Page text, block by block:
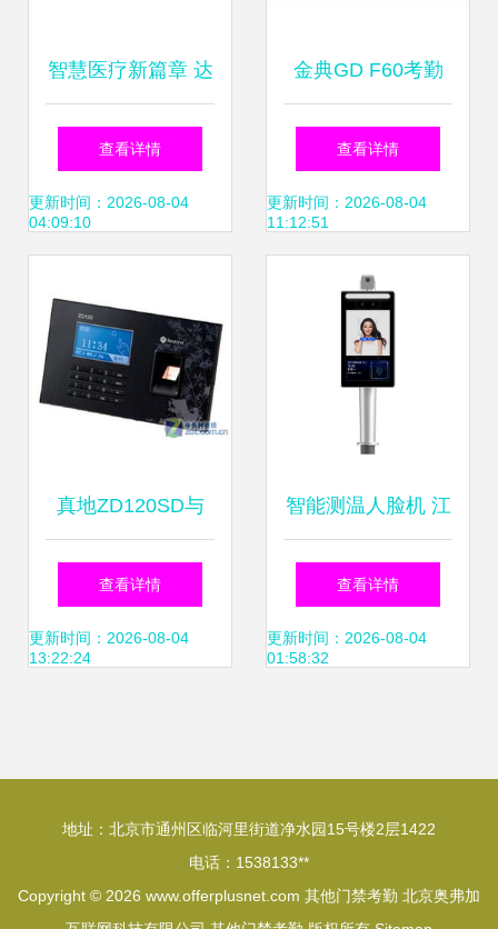
智慧医疗新篇章 达
实物联助力广西医
科大学第一附属医
统全面升级
查看详情
更新时间：2026-08-04
04:09:10
金典GD F60考勤
门禁系统 智能安防
与高效管理的完美
融合
查看详情
更新时间：2026-08-04
11:12:51
真地ZD120SD与
ZD132U门禁考勤
机对比分析 哪款更
查看详情
更新时间：2026-08-04
13:22:24
智能测温人脸机 江
门测温人脸机与东
莞君安电子科技公
查看详情
更新时间：2026-08-04
01:58:32
地址：北京市通州区临河里街道净水园15号楼2层1422
电话：1538133**
Copyright © 2026 www.offerplusnet.com 其他门禁考勤 北京奥弗加